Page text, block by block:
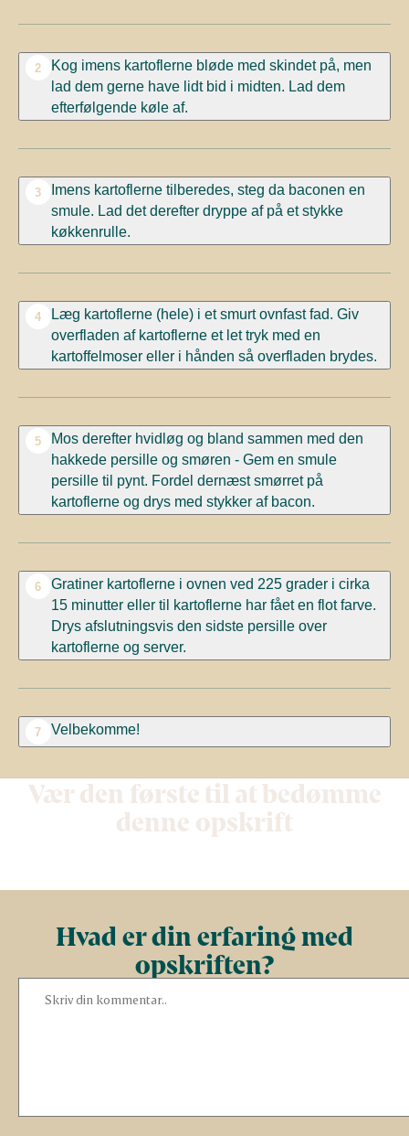
2
Kog imens kartoflerne bløde med skindet på, men
lad dem gerne have lidt bid i midten. Lad dem
efterfølgende køle af.
3
Imens kartoflerne tilberedes, steg da baconen en
smule. Lad det derefter dryppe af på et stykke
køkkenrulle.
4
Læg kartoflerne (hele) i et smurt ovnfast fad. Giv
overfladen af kartoflerne et let tryk med en
kartoffelmoser eller i hånden så overfladen brydes.
5
Mos derefter hvidløg og bland sammen med den
hakkede persille og smøren - Gem en smule
persille til pynt. Fordel dernæst smørret på
kartoflerne og drys med stykker af bacon.
6
Gratiner kartoflerne i ovnen ved 225 grader i cirka
15 minutter eller til kartoflerne har fået en flot farve.
Drys afslutningsvis den sidste persille over
kartoflerne og server.
7 Velbekomme!
Vær den første til at bedømme
denne opskrift
Hvad er din erfaring med
opskriften?